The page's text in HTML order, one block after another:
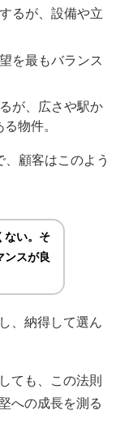
るが、設備や立
を最もバランス
が、広さや駅か
物件。
顧客はこのよう
ない。そ
ンスが良
、納得して選ん
ても、この法則
への成長を測る